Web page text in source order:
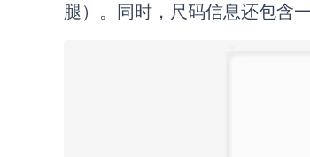
腿）。同时，尺码信息还包含